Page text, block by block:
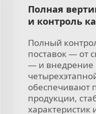
Полная
и контроль
Полный
поставок — от
— и внедрение
обеспечивают
продукции,